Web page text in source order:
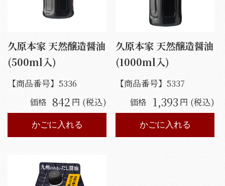
久原本家 天然醸造醤油
(500ml入)
【商品番号】 5336
価格 842 円 (税込)
かごに入れる
久原本家 天然醸造醤油
(1000ml入)
【商品番号】5337
価格 1,393 円 (税込)
かごに入れる